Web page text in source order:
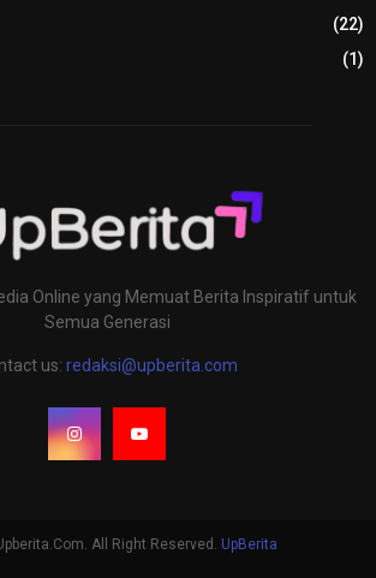
(22)
(1)
Online yang Memuat Berita Inspiratif untuk
Semua Generasi
us: redaksi@upberita.com
All Right Reserved. UpBerita